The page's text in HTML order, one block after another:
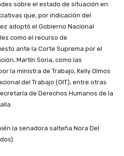
sobre el estado de situación en
que, por indicación del
adoptó el Gobierno Nacional
como el recurso de
ante la Corte Suprema por el
Martín Soria, como las
la ministra de Trabajo, Kelly Olmos
del Trabajo (OIT), entre otras
de Derechos Humanos de la
la senadora salteña Nora Del